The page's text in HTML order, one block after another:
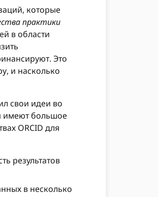
которые
практики
в области
Это
и насколько
свои идеи во
имеют большое
ORCID для
результатов
в несколько